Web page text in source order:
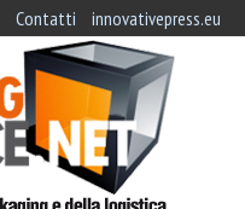
Contatti innovativepress.eu